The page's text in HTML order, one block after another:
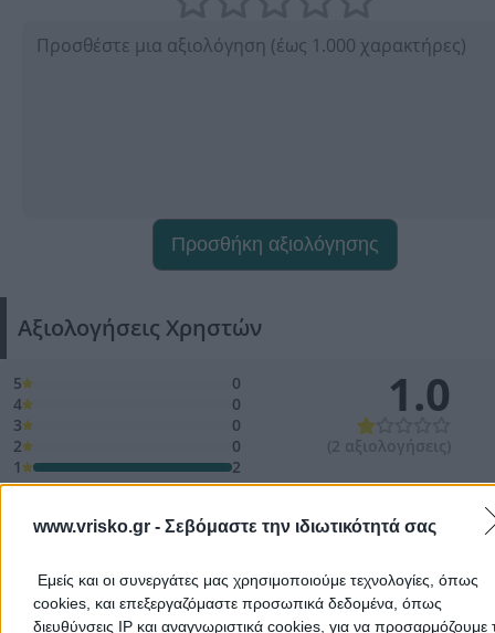
www.vrisko.gr - Σεβόμαστε την ιδιωτικότητά σας
Εμείς και οι συνεργάτες μας χρησιμοποιούμε τεχνολογίες, όπως
cookies, και επεξεργαζόμαστε προσωπικά δεδομένα, όπως
διευθύνσεις IP και αναγνωριστικά cookies, για να προσαρμόζουμε
Προσθήκη αξιολόγησης
Αξιολογήσεις Χρηστών
5
0
4
0
3
0
2
0
1
2
1.0
(2 αξιολογήσεις)
03/07/2026 15:18